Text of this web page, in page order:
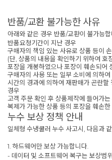
반품/교환 불가능한 사유
아래와 같은 경우 반품/교환이 불가능합
반품요청기간이 지난 경우
구매자의 책임 있는 사유로 상품 등이
(단, 상품의 내용을 확인하기 위하여 호
포장을 개봉하였으나 포장이 훼손되어
구매자의 사용 또는 일부 소비에 의하
시간의 경과에 의하여 재판매가 곤란
경우
고객 주문 확인 후 상품제작에 들어가
복제가 가능한 상품 등의 포장을 훼손한
누수 보상 정책 안내
일체형 수냉쿨러 누수 사고시, 다음과
1. 하드웨어만 보상 가능합니다.
- 데이터 및 소프트웨어 복구는 보상범